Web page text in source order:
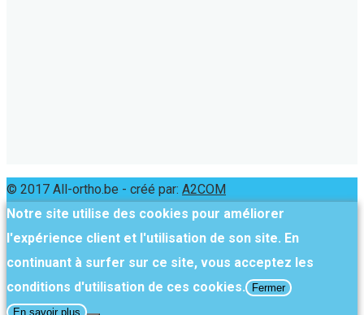
© 2017 All-ortho.be - créé par: A2COM
Notre site utilise des cookies pour améliorer
l'expérience client et l'utilisation de son site. En
continuant à surfer sur ce site, vous acceptez les
conditions d'utilisation de ces cookies.
Fermer
En savoir plus